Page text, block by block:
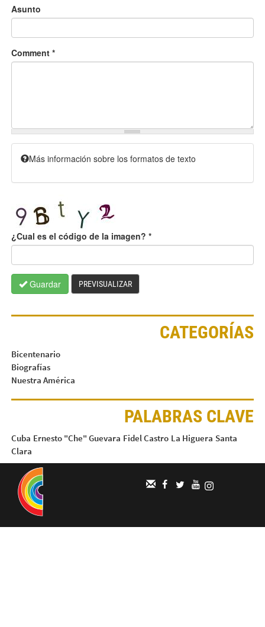
Asunto
Comment *
Más información sobre los formatos de texto
¿Cual es el código de la imagen? *
Guardar PREVISUALIZAR
CATEGORÍAS
Bicentenario
Biografías
Nuestra América
PALABRAS CLAVE
Cuba Ernesto "Che" Guevara Fidel Castro La Higuera Santa
Clara